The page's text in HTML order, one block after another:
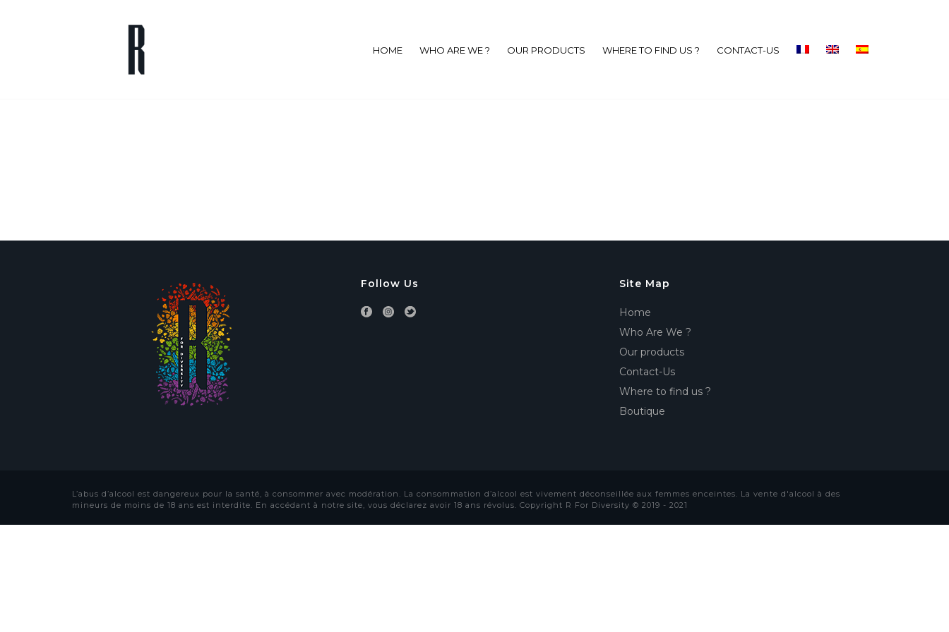
HOME WHO ARE WE ? OUR PRODUCTS WHERE TO FIND US ? CONTACT-US
Follow Us Site Map
Home
Who Are We ?
Our products
Contact-Us
Where to find us ?
Boutique
L’abus d’alcool est dangereux pour la santé, à consommer avec modération. La consommation d’alcool est vivement déconseillée aux femmes enceintes. La vente d'alcool à des
mineurs de moins de 18 ans est interdite. En accédant à notre site, vous déclarez avoir 18 ans révolus. Copyright R For Diversity © 2019 - 2021